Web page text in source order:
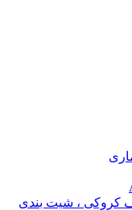
کروکی ، شیت بندی